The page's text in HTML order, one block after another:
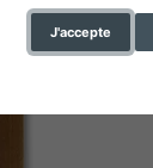
J'accepte